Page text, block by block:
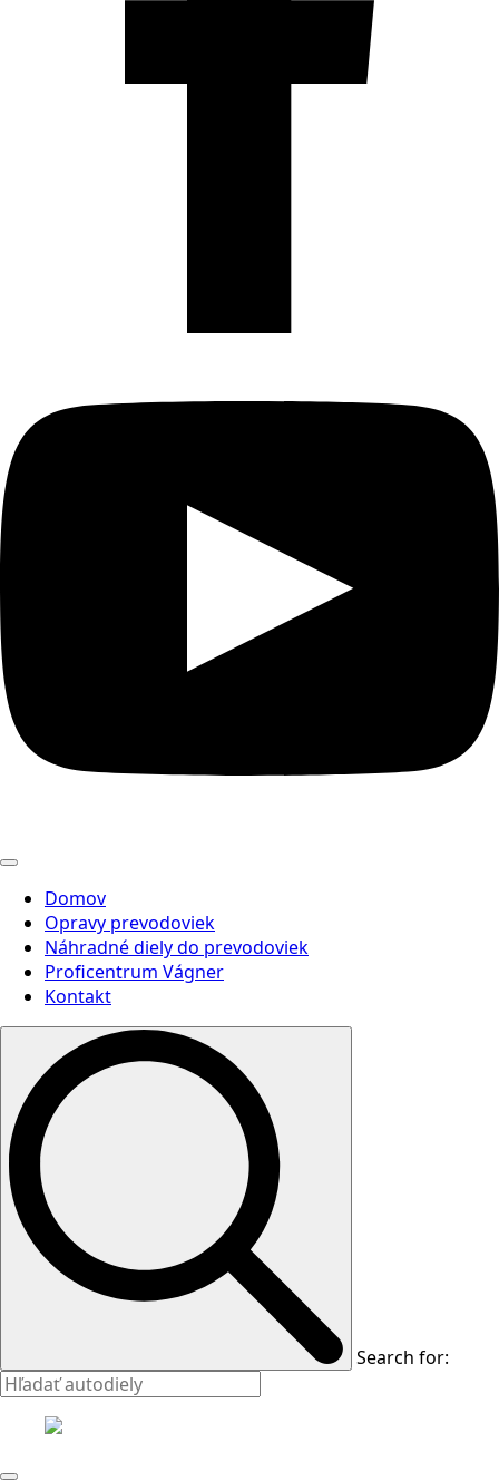
Domov
Opravy prevodoviek
Náhradné diely do prevodoviek
Proficentrum Vágner
Kontakt
Search for: